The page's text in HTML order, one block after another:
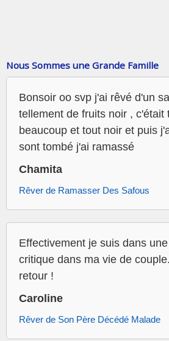
Nous Sommes une Grande Famille
Bonsoir oo svp j'ai rêvé d'un
tellement de fruits noir , c'était
beaucoup et tout noir et puis
sont tombé j'ai ramassé
Chamita
Rêver de Ramasser Des Safous
Effectivement je suis dans
critique dans ma vie de
retour !
Caroline
Rêver de Son Père Décédé Malade